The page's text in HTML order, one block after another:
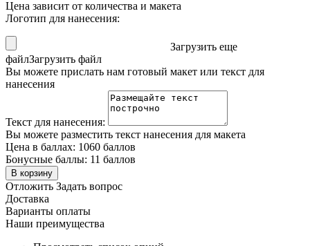
Цена зависит от количества и макета
Логотип для нанесения:
Загрузить еще
файлЗагрузить файл
Вы можете прислать нам готовый макет или текст для
нанесения
Текст для нанесения:
Вы можете разместить текст нанесения для макета
Цена в баллах: 1060 баллов
Бонусные баллы: 11 баллов
В корзину
Отложить Задать вопрос
Доставка
Варианты оплаты
Наши преимущества